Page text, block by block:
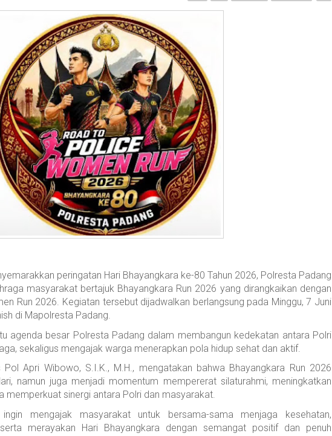
peringatan Hari Bhayangkara ke-80 Tahun 2026, Polresta Padang
masyarakat bertajuk Bhayangkara Run 2026 yang dirangkaikan dengan
Run 2026. Kegiatan tersebut dijadwalkan berlangsung pada Minggu, 7 Juni
di Mapolresta Padang.
agenda besar Polresta Padang dalam membangun kedekatan antara Polri
sekaligus mengajak warga menerapkan pola hidup sehat dan aktif.
Apri Wibowo, S.I.K., M.H., mengatakan bahwa Bhayangkara Run 2026
namun juga menjadi momentum mempererat silaturahmi, meningkatkan
memperkuat sinergi antara Polri dan masyarakat.
mengajak masyarakat untuk bersama-sama menjaga kesehatan,
merayakan Hari Bhayangkara dengan semangat positif dan penuh